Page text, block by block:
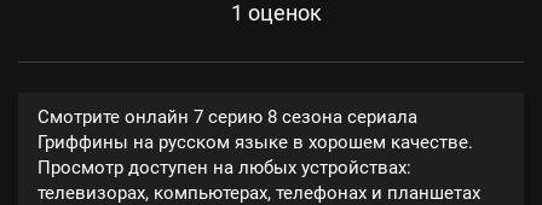
1 оценок
Смотрите онлайн 7 серию 8 сезона сериала
Гриффины на русском языке в хорошем качестве.
Просмотр доступен на любых устройствах:
телевизорах, компьютерах, телефонах и планшетах